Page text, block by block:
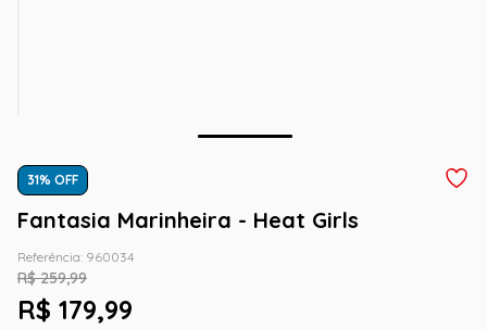
31% OFF
Fantasia Marinheira - Heat Girls
Referência: 960034
R$ 259,99
R$ 179,99